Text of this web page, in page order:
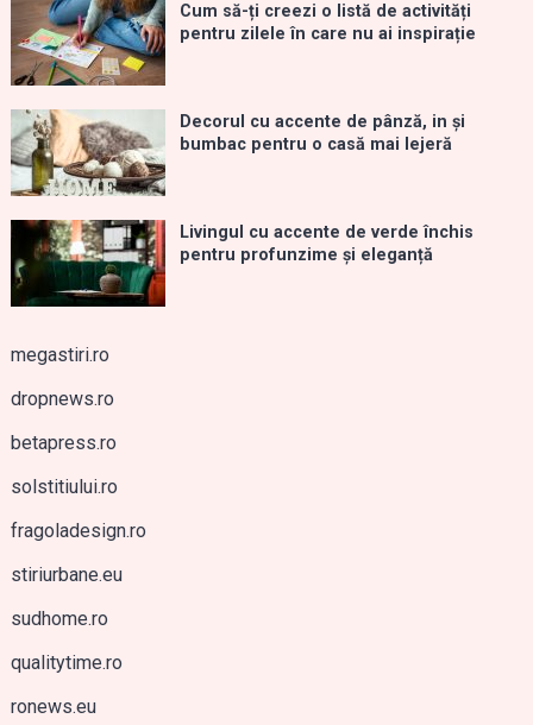
Cum să-ți creezi o listă de activități
pentru zilele în care nu ai inspirație
Decorul cu accente de pânză, in și
bumbac pentru o casă mai lejeră
Livingul cu accente de verde închis
pentru profunzime și eleganță
megastiri.ro
dropnews.ro
betapress.ro
solstitiului.ro
fragoladesign.ro
stiriurbane.eu
sudhome.ro
qualitytime.ro
ronews.eu